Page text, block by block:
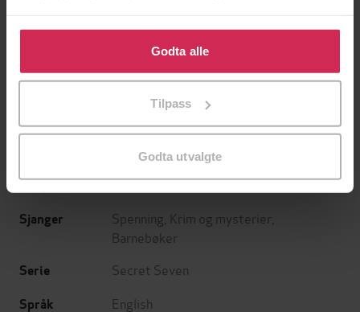
Klikk på «Godta alle» for å gi oss ditt samtykke til å
bruke cookies for alle disse formålene. Du kan også
tilpasse ditt samtykke til spesifikke formål ved å klikke
Godta alle
Tilpass
Godta utvalgte
Undertittel Book 11
(innleser)
Hodder Children's Books
21.02.2019
Lengde 2:20
Sjanger Spenning Krim og mysterier
Barnebøker
Serie Secret Seven
Språk English